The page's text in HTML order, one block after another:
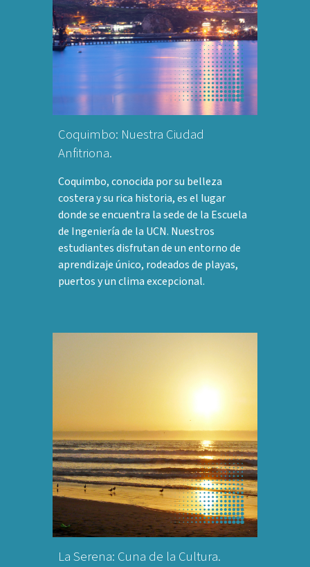
Coquimbo: Nuestra Ciudad
Anfitriona.
Coquimbo, conocida por su belleza
costera y su rica historia, es el lugar
donde se encuentra la sede de la Escuela
de Ingeniería de la UCN. Nuestros
estudiantes disfrutan de un entorno de
aprendizaje único, rodeados de playas,
puertos y un clima excepcional.
La Serena: Cuna de la Cultura.